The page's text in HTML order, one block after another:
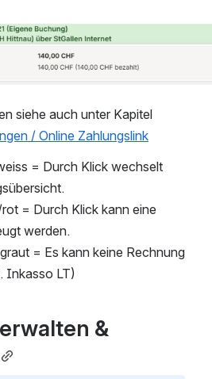
/ Online Zahlungslink
= Durch Klick wechselt
= Durch Klick kann eine
werden.
= Es kann keine Rechnung
Inkasso LT)
&